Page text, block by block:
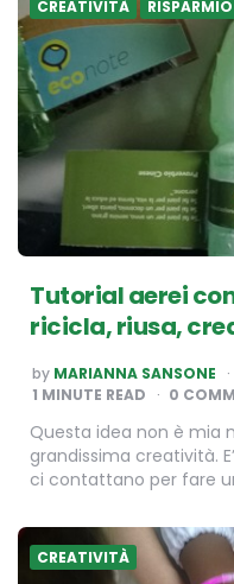
CREATIVITÀ
Tutorial aerei
ricicla, riusa,
POSTED
BY
by MARIANNA SANSONE
1 MINUTE READ 0
Questa idea non è mia
grandissima creatività.
ci contattano per fare
CREATIVITÀ